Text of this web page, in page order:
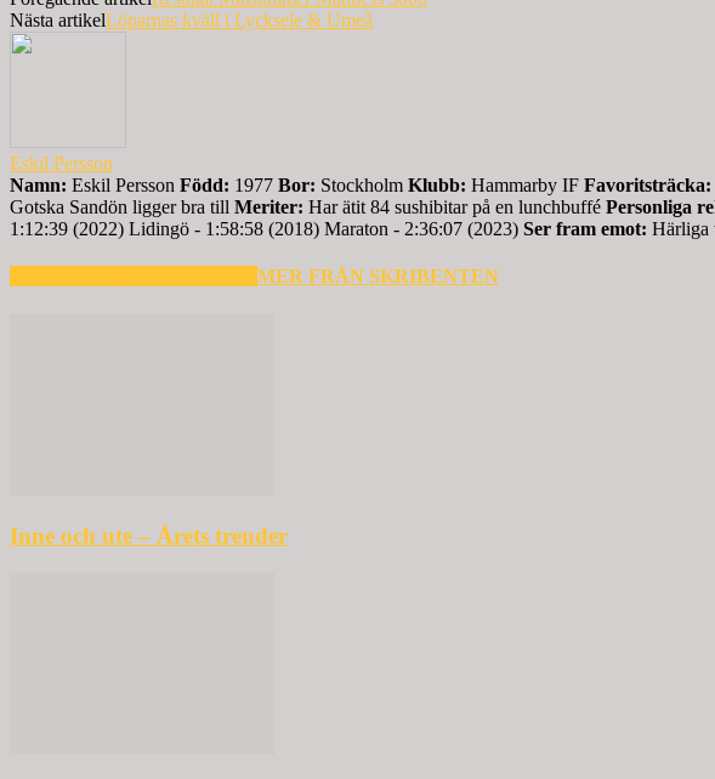
Nästa artikelLöparnas kväll i Lycksele & Umeå
Eskil Persson
Namn: Eskil Persson Född: 1977 Bor: Stockholm Klubb: Hammarby IF Favoritsträcka:
Gotska Sandön ligger bra till Meriter: Har ätit 84 sushibitar på en lunchbuffé Personliga
1:12:39 (2022) Lidingö - 1:58:58 (2018) Maraton - 2:36:07 (2023) Ser fram emot: Härliga
MER FRÅN SKRIBENTEN
Inne och ute – Årets trender